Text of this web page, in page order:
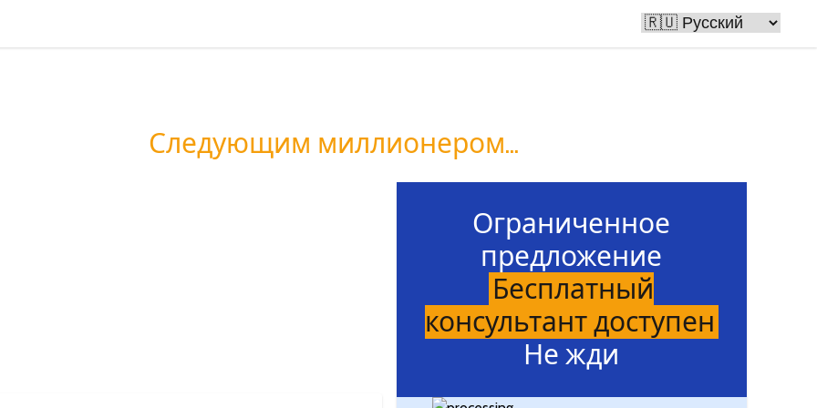
Следующим миллионером...
Ограниченное
предложение
Бесплатный
консультант доступен
Не жди